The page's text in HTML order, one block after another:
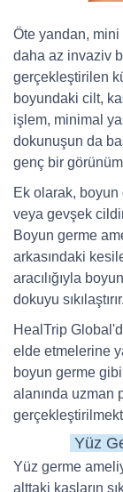
Öte yandan,
daha az invaziv
gerçekleştirilen
boyundaki cilt, kas
işlem, minimal
dokunuşun da
genç bir
Ek olarak, boyun
veya gevşek
Boyun germe
arkasındaki
aracılığıyla
dokuyu sıkılaştırır.
HealTrip
elde etmelerine
boyun germe
alanında uzman
Yüz
Yüz germe
alttaki kasların